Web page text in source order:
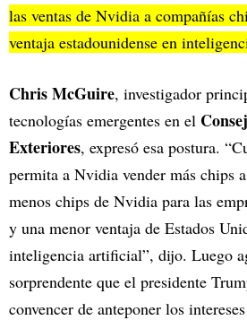
las ventas de Nvidia a compañías
ventaja estadounidense en
Chris McGuire, investigador
tecnologías emergentes en el
Exteriores, expresó esa postura.
permita a Nvidia vender más chips
menos chips de Nvidia para las
y una menor ventaja de Estados
inteligencia artificial”, dijo. Luego
sorprendente que el presidente
convencer de anteponer los